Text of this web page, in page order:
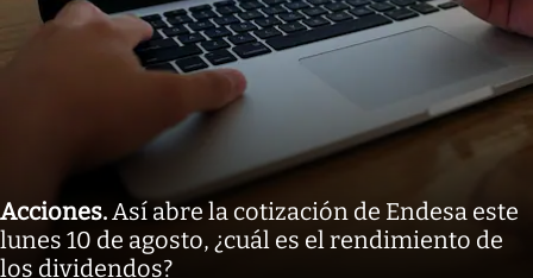
Acciones.Así abre la cotización de Endesa este
lunes 10 de agosto, ¿cuál es el rendimiento de
los dividendos?